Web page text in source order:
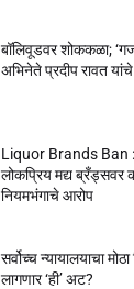
बॉलिवूडवर शोककळा;
अभिनेते प्रदीप रावत
Liquor Brands Ban
लोकप्रिय मद्य ब्रँड्सवर
नियमभंगाचे आरोप
सर्वोच्च न्यायालयाचा
लागणार ‘ही’ अट?